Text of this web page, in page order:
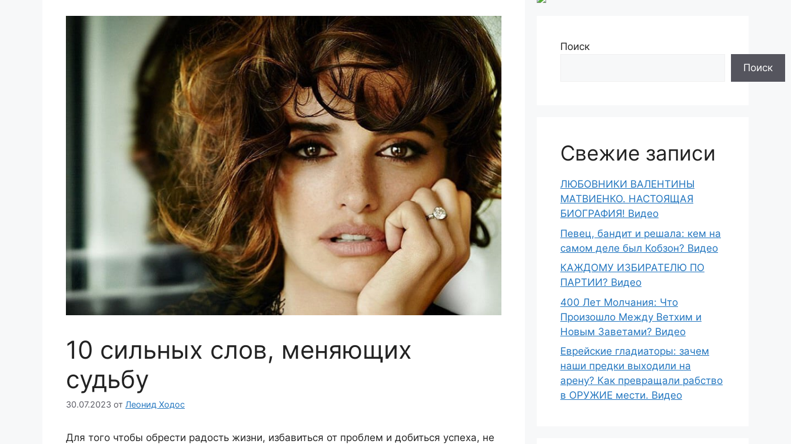
10 сильных слов, меняющих
судьбу
30.07.2023 от Леонид Ходос
Для того чтобы обрести радость жизни, избавиться от проблем и добиться успеха, не
Поиск
Поиск
Свежие записи
ЛЮБОВНИКИ ВАЛЕНТИНЫ
МАТВИЕНКО. НАСТОЯЩАЯ
БИОГРАФИЯ! Видео
Певец, бандит и решала: кем на
самом деле был Кобзон? Видео
КАЖДОМУ ИЗБИРАТЕЛЮ ПО
ПАРТИИ? Видео
400 Лет Молчания: Что
Произошло Между Ветхим и
Новым Заветами? Видео
Еврейские гладиаторы: зачем
наши предки выходили на
арену? Как превращали рабство
в ОРУЖИЕ мести. Видео